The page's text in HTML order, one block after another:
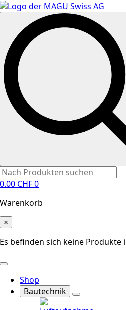
0.00 CHF0
Warenkorb
×
Es befinden sich keine Produkte
Shop
Bautechnik